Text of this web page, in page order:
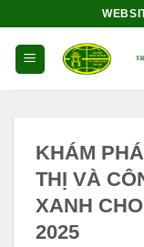
dung
KHÁM
THỊ VÀ
XANH
2025